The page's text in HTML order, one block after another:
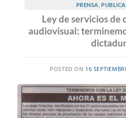
PRENSA ,
Ley de servicios de
audiovisual:
POSTED ON 16